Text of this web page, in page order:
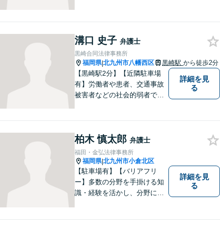
える問題に注力しております
ので、お気軽にご相談くださ
いませ。【駐車場あり】
溝口 史子 弁護士
黒崎合同法律事務所
福岡県|北九州市八幡西区 黒崎駅 から徒歩2分
【黒崎駅2分】【近隣駐車場
有】労働者や患者、交通事故
被害者などの社会的弱者であ
依頼者の皆様にとってより良
い解決が得られるよう、尽力
します。お気軽にご相談くだ
さい。
詳細を見
る
柏木 慎太郎 弁護士
福田・金弘法律事務所
福岡県|北九州市小倉北区
【駐車場有】【バリアフリ
ー】多数の分野を手掛ける知
識・経験を活かし、分野にと
詳細を見
る